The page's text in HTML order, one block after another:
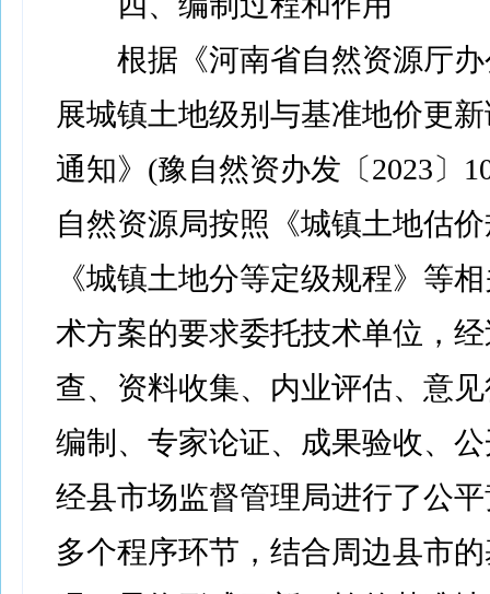
根据《河南省自然资源厅办
展城镇土地级别与基准地价更
通知》(豫自然资办发〔2023〕
自然资源局按照《城镇土地估
《城镇土地分等定级规程》等
术方案的要求委托技术单位，
查、资料收集、内业评估、意
编制、专家论证、成果验收、
经县市场监督管理局进行了公
多个程序环节，结合周边县市